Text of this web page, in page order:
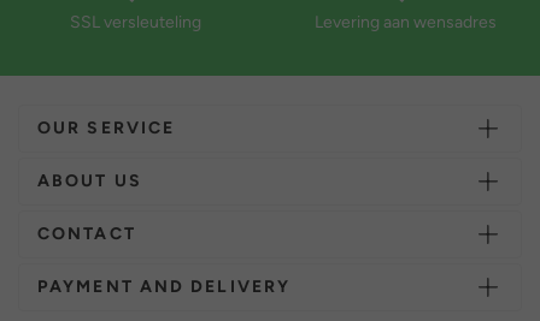
SSL versleuteling Levering aan wensadres
OUR SERVICE
ABOUT US
CONTACT
PAYMENT AND DELIVERY